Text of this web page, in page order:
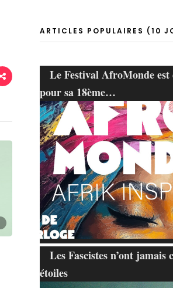
ARTICLES POPULAIRES (10
Le Festival AfroMonde
pour sa 18ème…
Les Fascistes n’ont jamais
étoiles